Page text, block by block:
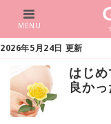
MENU
2026年5月24日 更新
はじ
良か